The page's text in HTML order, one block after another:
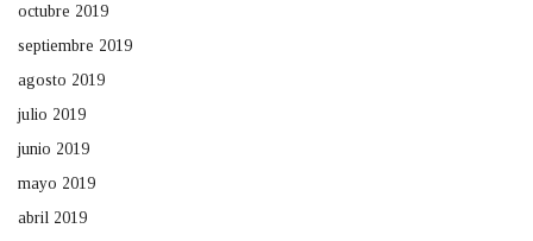
octubre 2019
septiembre 2019
agosto 2019
julio 2019
junio 2019
mayo 2019
abril 2019